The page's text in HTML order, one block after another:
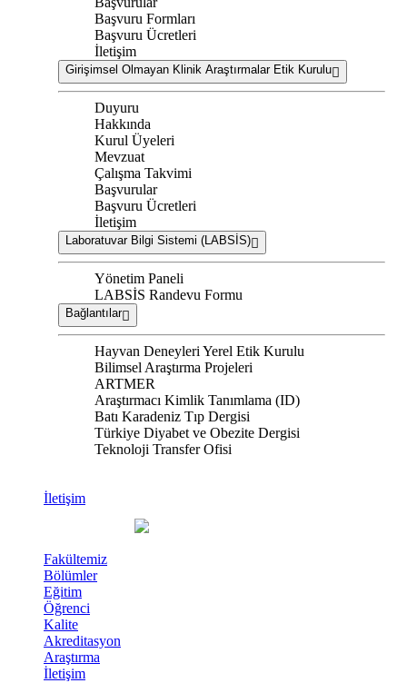
Başvuru Formları
Başvuru Ücretleri
İletişim
Girişimsel Olmayan Klinik Araştırmalar Etik Kurulu
Duyuru
Hakkında
Kurul Üyeleri
Mevzuat
Çalışma Takvimi
Başvurular
Başvuru Ücretleri
İletişim
Laboratuvar Bilgi Sistemi (LABSİS)
Yönetim Paneli
LABSİS Randevu Formu
Bağlantılar
Hayvan Deneyleri Yerel Etik Kurulu
Bilimsel Araştırma Projeleri
ARTMER
Araştırmacı Kimlik Tanımlama (ID)
Batı Karadeniz Tıp Dergisi
Türkiye Diyabet ve Obezite Dergisi
Teknoloji Transfer Ofisi
İletişim
Fakültemiz
Bölümler
Eğitim
Öğrenci
Kalite
Akreditasyon
Araştırma
İletişim